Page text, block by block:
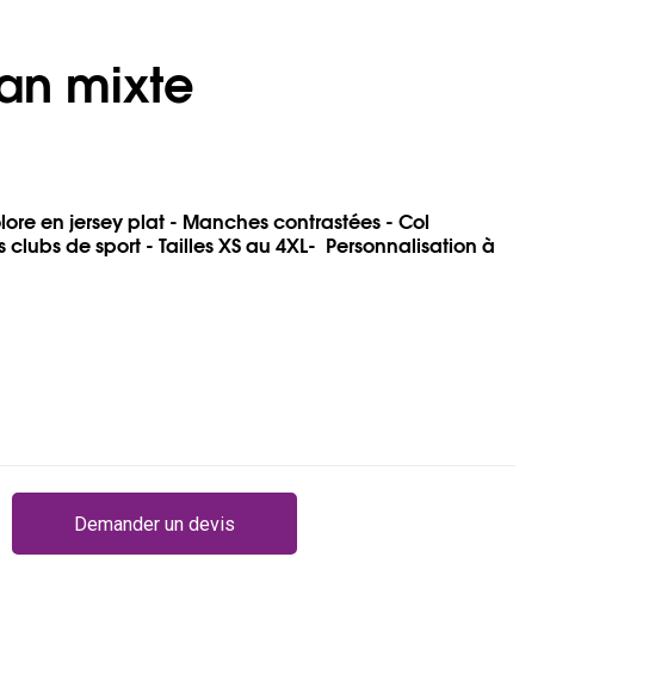
mixte
en jersey plat - Manches contrastées - Col
de sport - Tailles XS au 4XL- Personnalisation à
Demander un devis